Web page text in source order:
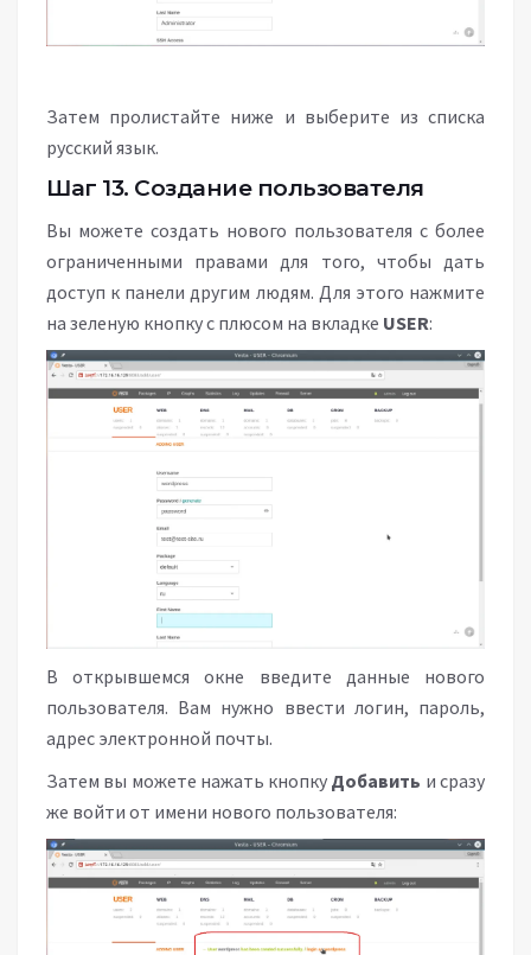
Затем пролистайте ниже и выберите из списка
русский язык.
Шаг 13. Создание пользователя
Вы можете создать нового пользователя с более
ограниченными правами для того, чтобы дать
доступ к панели другим людям. Для этого нажмите
на зеленую кнопку с плюсом на вкладке USER:
В открывшемся окне введите данные нового
пользователя. Вам нужно ввести логин, пароль,
адрес электронной почты.
Затем вы можете нажать кнопку Добавить и сразу
же войти от имени нового пользователя: